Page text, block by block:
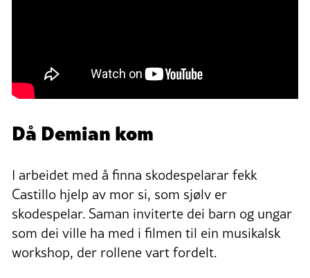
Då Demian kom
I arbeidet med å finna skodespelarar fekk
Castillo hjelp av mor si, som sjølv er
skodespelar. Saman inviterte dei barn og ungar
som dei ville ha med i filmen til ein musikalsk
workshop, der rollene vart fordelt.